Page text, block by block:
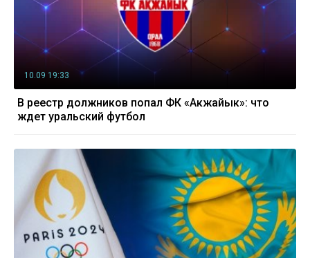
10.09 19:33
В реестр должников попал ФК «Акжайык»: что
ждет уральский футбол